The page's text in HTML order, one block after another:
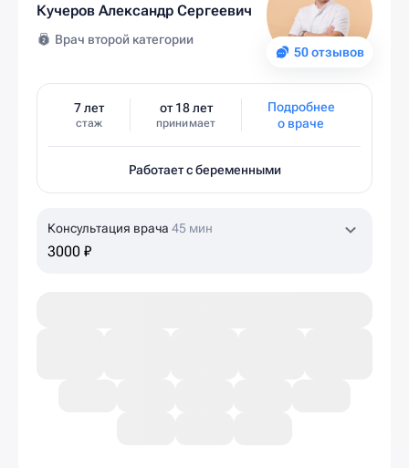
50 отзывов
Кучеров Александр Сергеевич
Врач второй категории
7 лет
стаж
от 18 лет
принимает
Подробнее
о враче
Работает с беременными
Консультация врача 45 мин
3000 ₽